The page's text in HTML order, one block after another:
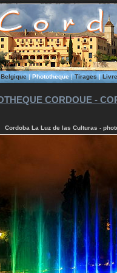
Belgique|Phototheque|Tirages|
CORDOUE -
Cordoba La Luz de las Culturas -